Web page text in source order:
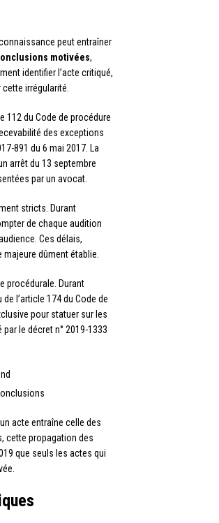
peut entraîner
motivées,
identifier l’acte critiqué,
irrégularité.
112 du Code de procédure
des exceptions
891 du 6 mai 2017. La
arrêt du 13 septembre
par un avocat.
stricts. Durant
de chaque audition
Ces délais,
dûment établie.
procédurale. Durant
de l’article 174 du Code de
pour statuer sur les
le décret n° 2019-1333
acte entraîne celle des
cette propagation des
que seuls les actes qui